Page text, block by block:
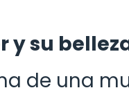
y su
de una